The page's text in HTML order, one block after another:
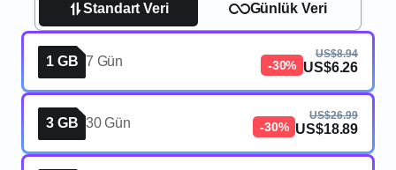
Standart Veri Günlük Veri
1 GB 7 Gün -30%
US$8.94
US$6.26
3 GB 30 Gün -30%
US$26.99
US$18.89